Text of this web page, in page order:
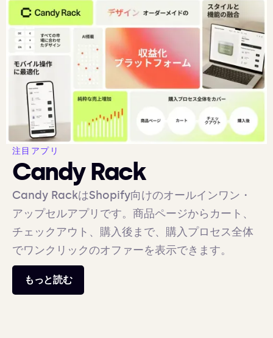
注目アプリ
Candy Rack
Candy RackはShopify向けのオールインワン・
アップセルアプリです。商品ページからカート、
チェックアウト、購入後まで、購入プロセス全体
でワンクリックのオファーを表示できます。
もっと読む